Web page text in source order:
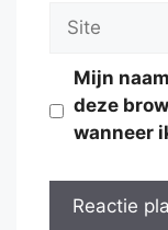
Site
Mijn
deze
wanneer